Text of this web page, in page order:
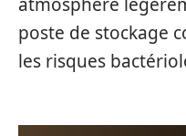
poste de stockage
les risques